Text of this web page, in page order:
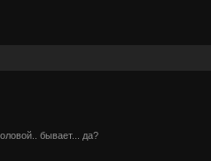
бывает... да?